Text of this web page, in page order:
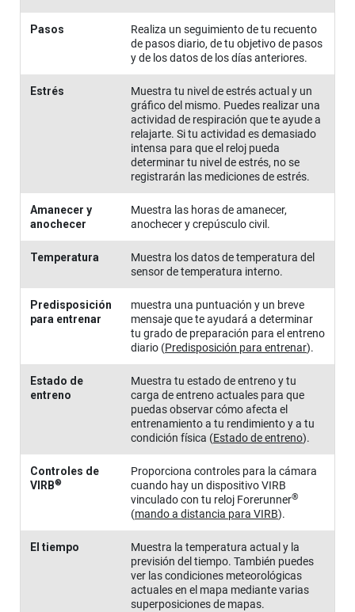
Pasos
Realiza un seguimiento de tu recuento
de pasos diario, de tu objetivo de pasos
y de los datos de los días anteriores.
Estrés
Muestra tu nivel de estrés actual y un
gráfico del mismo. Puedes realizar una
actividad de respiración que te ayude a
relajarte. Si tu actividad es demasiado
intensa para que el reloj pueda
determinar tu nivel de estrés, no se
registrarán las mediciones de estrés.
Amanecer y
anochecer
Muestra las horas de amanecer,
anochecer y crepúsculo civil.
Temperatura
Muestra los datos de temperatura del
sensor de temperatura interno.
Predisposición
para entrenar
muestra una puntuación y un breve
mensaje que te ayudará a determinar
tu grado de preparación para el entreno
diario (Predisposición para entrenar).
Estado de
entreno
Muestra tu estado de entreno y tu
carga de entreno actuales para que
puedas observar cómo afecta el
entrenamiento a tu rendimiento y a tu
condición física (Estado de entreno).
Controles de
VIRB®
Proporciona controles para la cámara
cuando hay un dispositivo VIRB
vinculado con tu reloj Forerunner®
(mando a distancia para VIRB).
El tiempo
Muestra la temperatura actual y la
previsión del tiempo. También puedes
ver las condiciones meteorológicas
actuales en el mapa mediante varias
superposiciones de mapas.